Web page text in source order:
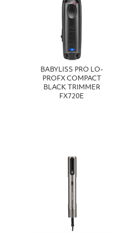
BABYLISS PRO LO-
PROFX COMPACT
BLACK TRIMMER
FX720E